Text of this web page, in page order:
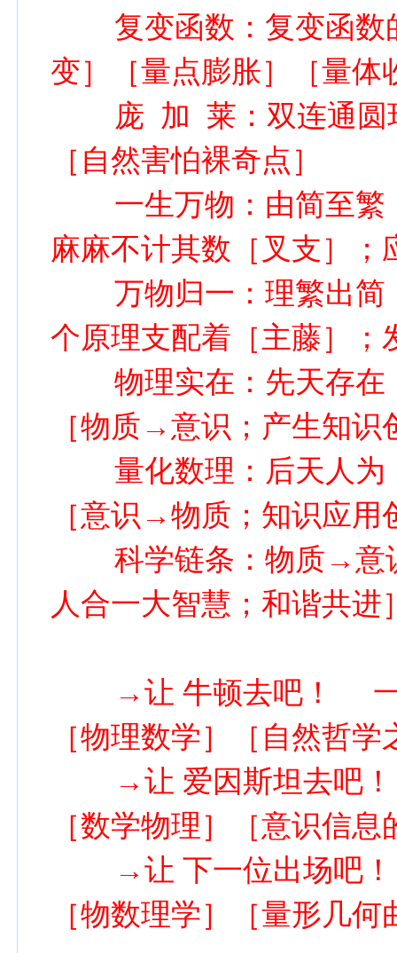
复变函数：复变函数
变］［量点膨胀］［量体
庞 加 莱：双连通圆
［自然害怕裸奇点］
一生万物：由简至繁
麻麻不计其数［叉支］；
万物归一：理繁出简
个原理支配着［主藤］；
物理实在：先天存在
［物质→意识；产生知识
量化数理：后天人为
［意识→物质；知识应用
科学链条：物质→意
人合一大智慧；和谐共进
→让 牛顿去吧！ 一切
［物理数学］［自然哲
→让 爱因斯坦去吧！
［数学物理］［意识信息
→让 下一位出场吧！
［物数理学］［量形几何